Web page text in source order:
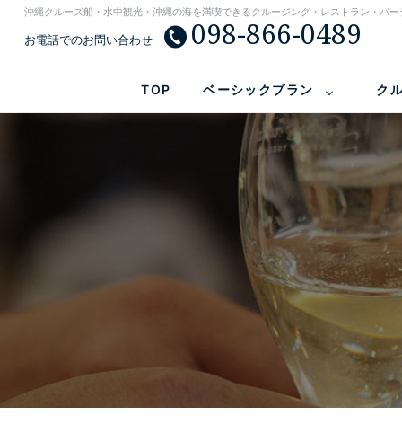
沖縄クルーズ船・水中観光・沖縄の海を満喫できるクルージング・レストラン・パー
お電話でのお問い合わせ 098-866-0489
TOP ベーシックプラン ク